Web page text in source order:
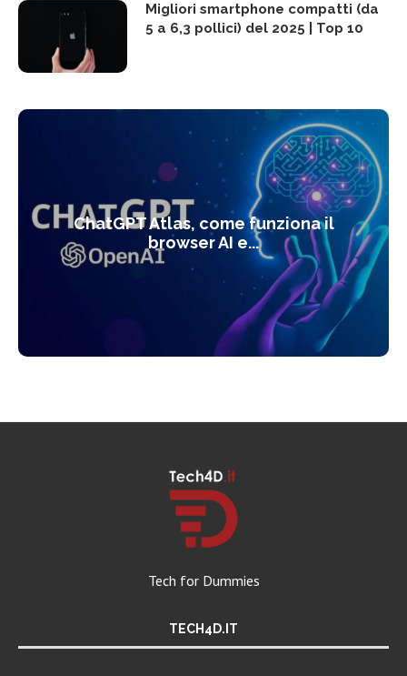
Migliori smartphone compatti (da
5 a 6,3 pollici) del 2025 | Top 10
ChatGPT Atlas, come funziona il
browser AI e...
Tech for Dummies
TECH4D.IT